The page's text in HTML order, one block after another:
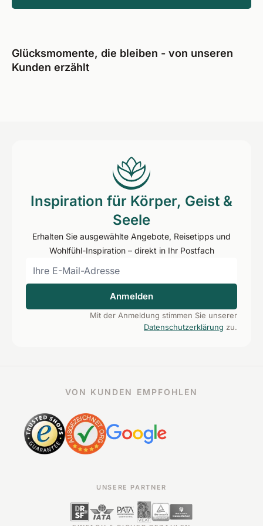
Glücksmomente, die bleiben - von unseren
Kunden erzählt
Inspiration für Körper, Geist &
Seele
Erhalten Sie ausgewählte Angebote, Reisetipps und
Wohlfühl-Inspiration – direkt in Ihr Postfach
Anmelden
Mit der Anmeldung stimmen Sie unserer
Datenschutzerklärung zu.
VON KUNDEN EMPFOHLEN
UNSERE PARTNER